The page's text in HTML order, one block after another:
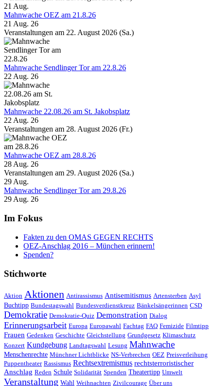
21 Aug.
Mahnwache OEZ am 21.8.26
21 Aug. 26
Veranstaltungen am 22. August 2026 (Sa.)
Mahnwache Sendlinger Tor am 22.8.26
22 Aug. 26
Mahnwache 22.08.26 am St. Jakobsplatz
22 Aug. 26
Veranstaltungen am 28. August 2026 (Fr.)
Mahnwache OEZ am 28.8.26
28 Aug. 26
Veranstaltungen am 29. August 2026 (Sa.)
29Aug.
Mahnwache Sendlinger Tor am 29.8.26
29 Aug. 26
Im Fokus
Fakten zu den OMAS GEGEN RECHTS
OEZ-Anschlag 2016 – München erinnern!
Spenden?
Stichworte
Aktion Aktionen Antirassismus Antisemitismus Artensterben Asyl
Buchtipp Bundestagswahl Bundesverdienstkreuz Bänkelsängerinnen CSD
Demokratie Demokratie-Quiz Demonstration Dialog
Erinnerungsarbeit Europa Europawahl Fachtag FAQ Femizide Filmtipp
Frauen Gedenken Geschichte Gleichstellung Grundgesetz Klimaschutz
Konzert Kundgebung Landtagswahl Lesung Mahnwache
Menschenrechte Münchner Lichtblicke NS-Verbrechen OEZ Preisverleihung
Puppentheater Rassismus Rechtsextremismus rechtsterroristischer
Anschlag Reden Schule Solidarität Spenden Theatertipp Umwelt
Veranstaltung Wahl Weihnachten Zivilcourage Über uns